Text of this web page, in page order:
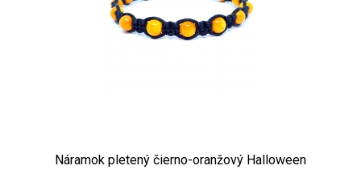
Náramok pletený čierno-oranžový Halloween